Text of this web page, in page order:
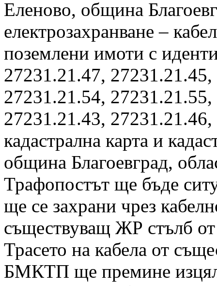
Еленово, община
електрозахранване –
поземлени имоти с
27231.21.47,
27231.21.54,
27231.21.43,
кадастрална карта и
община Благоевград,
Трафопостът ще бъде
ще се захрани чрез
съществуващ ЖР стълб
Трасето на кабела от
БМКТП ще премине